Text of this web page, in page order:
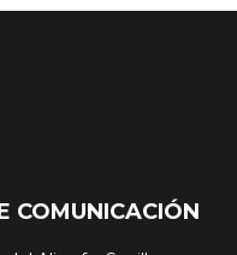
COMUNICACIÓN